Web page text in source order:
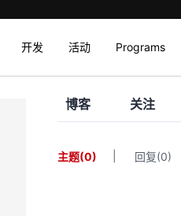
开发 活动 Programs
博客 关注
主题(0) 回复(0)